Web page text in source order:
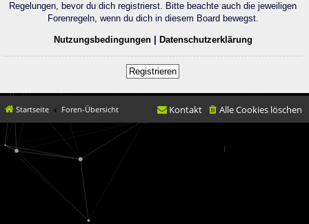
Regelungen, bevor du dich registrierst. Bitte beachte auch die jeweiligen
Forenregeln, wenn du dich in diesem Board bewegst.
Nutzungsbedingungen| Datenschutzerklärung
Registrieren
Startseite Foren-Übersicht Alle Cookies löschen
Kontakt
|